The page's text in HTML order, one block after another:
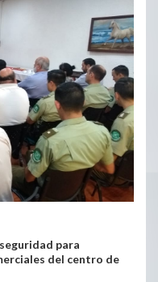
para
del centro de